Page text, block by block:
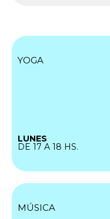
YOGA
LUNES
DE 17 A 18 HS.
MÚSICA